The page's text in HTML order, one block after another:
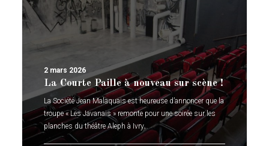
2 mars 2026
La Courte Paille à nouveau sur scène !
La Société Jean Malaquais est heureuse d’annoncer que la
troupe « Les Javanais » remonte pour une soirée sur les
planches du théâtre Aleph à Ivry…